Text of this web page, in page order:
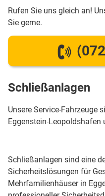
Rufen Sie uns gleich an!
Sie gerne.
Schließanlagen
Unsere Service-Fahrzeuge
Eggenstein-Leopoldshafen
Schließanlagen sind eine
Sicherheitslösungen für
Mehrfamilienhäuser in